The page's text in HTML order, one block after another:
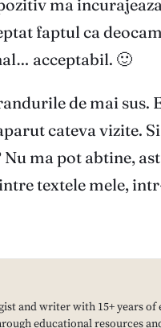
ma
faptul ca
acceptabil. 🙂
de mai
cateva vizite.
Nu ma pot abtine,
textele mele,
and writer with 15+ years
educational resources